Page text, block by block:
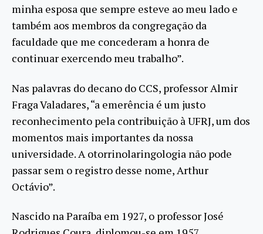
minha esposa que sempre esteve ao meu lado e
também aos membros da congregação da
faculdade que me concederam a honra de
continuar exercendo meu trabalho”.
Nas palavras do decano do CCS, professor Almir
Fraga Valadares, “a emerência é um justo
reconhecimento pela contribuição à UFRJ, um dos
momentos mais importantes da nossa
universidade. A otorrinolaringologia não pode
passar sem o registro desse nome, Arthur
Octávio”.
Nascido na Paraíba em 1927, o professor José